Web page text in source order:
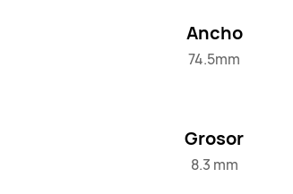
Ancho
74.5mm
Grosor
8.3 mm